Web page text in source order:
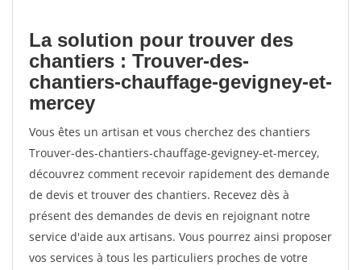
La solution pour trouver des
chantiers : Trouver-des-
chantiers-chauffage-gevigney-et-
mercey
Vous êtes un artisan et vous cherchez des chantiers
Trouver-des-chantiers-chauffage-gevigney-et-mercey,
découvrez comment recevoir rapidement des demande
de devis et trouver des chantiers. Recevez dès à
présent des demandes de devis en rejoignant notre
service d'aide aux artisans. Vous pourrez ainsi proposer
vos services à tous les particuliers proches de votre